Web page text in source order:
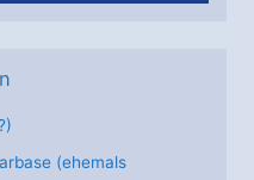
(ehemals